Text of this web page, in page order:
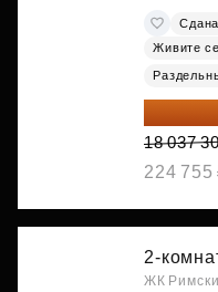
Сдана
Живите
14 249
18 037
224 755
2-
ЖК